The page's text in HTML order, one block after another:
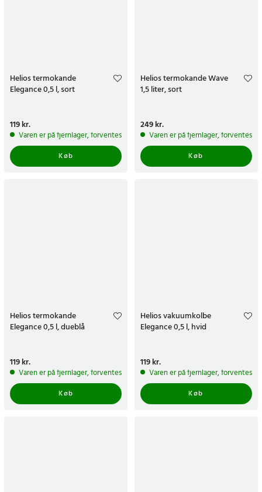
Helios termokande
Elegance 0,5 l, sort
Pris:119 kr.
119 kr.
Varen er på fjernlager, forventes at blive sendt inden for 5-7 hverdage
Køb
Helios termokande Wave
1,5 liter, sort
Pris:249 kr.
249 kr.
Varen er på fjernlager, forventes
Køb
Helios termokande
Elegance 0,5 l, dueblå
Pris:119 kr.
119 kr.
Varen er på fjernlager, forventes at blive sendt inden for 5-7 hverdage
Køb
Helios vakuumkolbe
Elegance 0,5 l, hvid
Pris:119 kr.
119 kr.
Varen er på fjernlager, forventes
Køb